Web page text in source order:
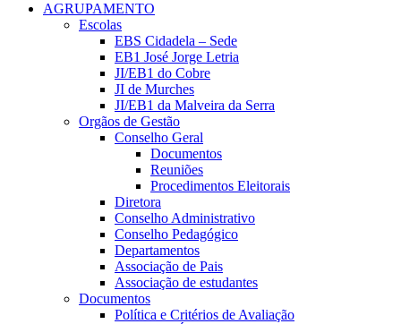
AGRUPAMENTO
Escolas
EBS Cidadela – Sede
EB1 José Jorge Letria
JI/EB1 do Cobre
JI de Murches
JI/EB1 da Malveira da Serra
Orgãos de Gestão
Conselho Geral
Documentos
Reuniões
Procedimentos Eleitorais
Diretora
Conselho Administrativo
Conselho Pedagógico
Departamentos
Associação de Pais
Associação de estudantes
Documentos
Política e Critérios de Avaliação